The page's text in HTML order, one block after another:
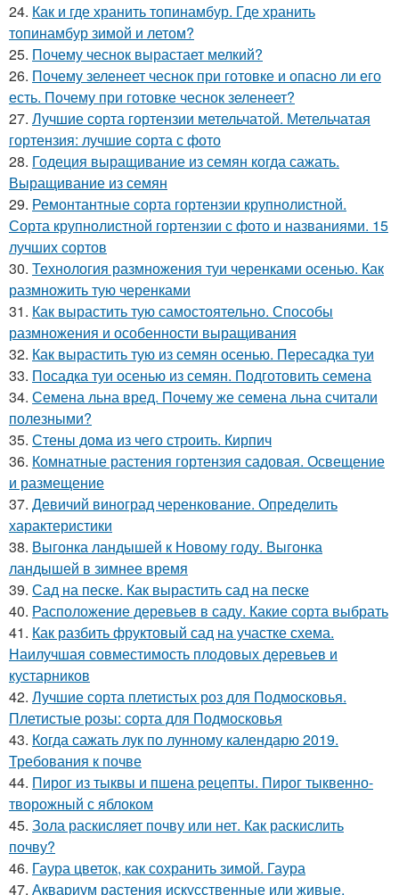
24. Как и где хранить топинамбур. Где хранить
топинамбур зимой и летом?
25. Почему чеснок вырастает мелкий?
26. Почему зеленеет чеснок при готовке и опасно ли его
есть. Почему при готовке чеснок зеленеет?
27. Лучшие сорта гортензии метельчатой. Метельчатая
гортензия: лучшие сорта с фото
28. Годеция выращивание из семян когда сажать.
Выращивание из семян
29. Ремонтантные сорта гортензии крупнолистной.
Сорта крупнолистной гортензии с фото и названиями. 15
лучших сортов
30. Технология размножения туи черенками осенью. Как
размножить тую черенками
31. Как вырастить тую самостоятельно. Способы
размножения и особенности выращивания
32. Как вырастить тую из семян осенью. Пересадка туи
33. Посадка туи осенью из семян. Подготовить семена
34. Семена льна вред. Почему же семена льна считали
полезными?
35. Стены дома из чего строить. Кирпич
36. Комнатные растения гортензия садовая. Освещение
и размещение
37. Девичий виноград черенкование. Определить
характеристики
38. Выгонка ландышей к Новому году. Выгонка
ландышей в зимнее время
39. Сад на песке. Как вырастить сад на песке
40. Расположение деревьев в саду. Какие сорта выбрать
41. Как разбить фруктовый сад на участке схема.
Наилучшая совместимость плодовых деревьев и
кустарников
42. Лучшие сорта плетистых роз для Подмосковья.
Плетистые розы: сорта для Подмосковья
43. Когда сажать лук по лунному календарю 2019.
Требования к почве
44. Пирог из тыквы и пшена рецепты. Пирог тыквенно-
творожный с яблоком
45. Зола раскисляет почву или нет. Как раскислить
почву?
46. Гаура цветок, как сохранить зимой. Гаура
47. Аквариум растения искусственные или живые.